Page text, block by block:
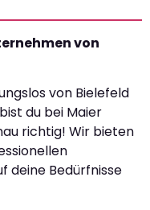
von
von Bielefeld
du bei Maier
richtig! Wir bieten
deine Bedürfnisse